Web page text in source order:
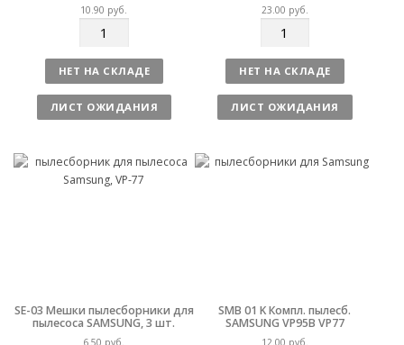
10.90 руб.
л
и
ч
е
в
о
НЕТ НА СКЛАДЕ
ЛИСТ ОЖИДАНИЯ
23.00 руб.
л
и
ч
е
в
НЕТ НА СКЛАДЕ
ЛИСТ ОЖИДАНИЯ
SE-03 Мешки пылесборники для
пылесоса SAMSUNG, 3 шт.
6.50 руб.
SMB 01 K Компл. пылесб.
SAMSUNG VP95B VP77
12.00 руб.